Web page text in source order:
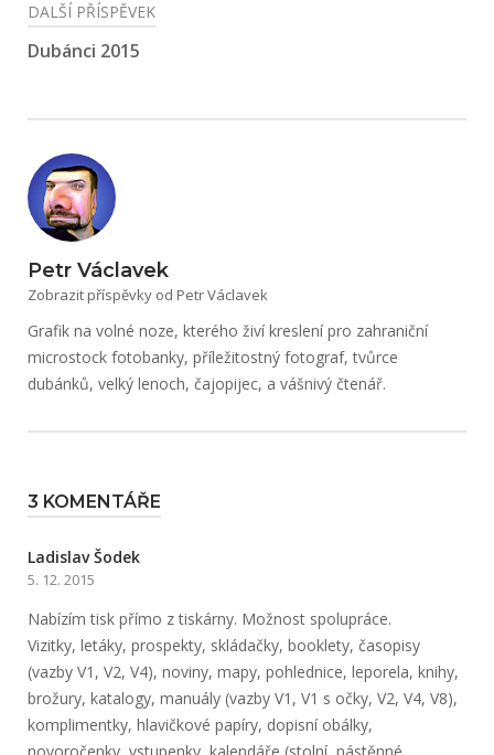
DALŠÍ PŘÍSPĚVEK
Dubánci 2015
Petr Václavek
Zobrazit příspěvky od Petr Václavek
Grafik na volné noze, kterého živí kreslení pro zahraniční
microstock fotobanky, příležitostný fotograf, tvůrce
dubánků, velký lenoch, čajopijec, a vášnivý čtenář.
3 KOMENTÁŘE
Ladislav Šodek
5. 12. 2015
Nabízím tisk přímo z tiskárny. Možnost spolupráce.
Vizitky, letáky, prospekty, skládačky, booklety, časopisy
(vazby V1, V2, V4), noviny, mapy, pohlednice, leporela, knihy,
brožury, katalogy, manuály (vazby V1, V1 s očky, V2, V4, V8),
komplimentky, hlavičkové papíry, dopisní obálky,